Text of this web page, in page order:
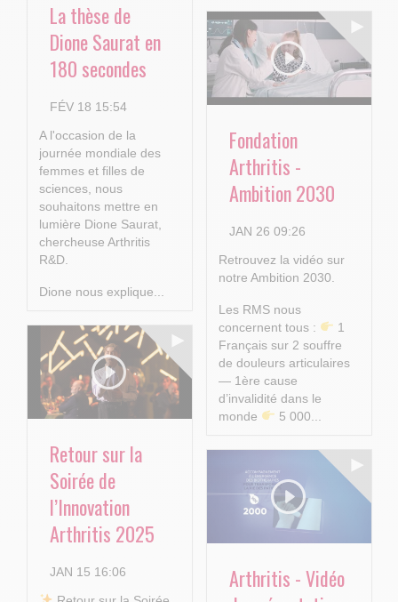
La thèse de
Dione Saurat en
180 secondes
FÉV 18 15:54
A l'occasion de la
journée mondiale des
femmes et filles de
sciences, nous
souhaitons mettre en
lumière Dione Saurat,
chercheuse Arthritis
R&D.
Dione nous explique...
Fondation
Arthritis -
Ambition 2030
JAN 26 09:26
Retrouvez la vidéo sur
notre Ambition 2030.
Les RMS nous
concernent tous :
1
Français sur 2 souffre
de douleurs articulaires
— 1ère cause
d’invalidité dans le
monde
5 000...
Retour sur la
Soirée de
l’Innovation
Arthritis 2025
JAN 15 16:06
Arthritis - Vidéo